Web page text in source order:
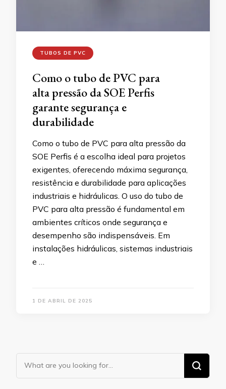
TUBOS DE PVC
Como o tubo de PVC para
alta pressão da SOE Perfis
garante segurança e
durabilidade
Como o tubo de PVC para alta pressão da
SOE Perfis é a escolha ideal para projetos
exigentes, oferecendo máxima segurança,
resistência e durabilidade para aplicações
industriais e hidráulicas. O uso do tubo de
PVC para alta pressão é fundamental em
ambientes críticos onde segurança e
desempenho são indispensáveis. Em
instalações hidráulicas, sistemas industriais
e …
1 DE ABRIL DE 2025
Looking
for